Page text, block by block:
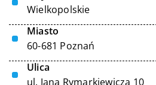
Wielkopolskie
Miasto
60-681 Poznań
Ulica
ul. Jana Rymarkiewicza 10